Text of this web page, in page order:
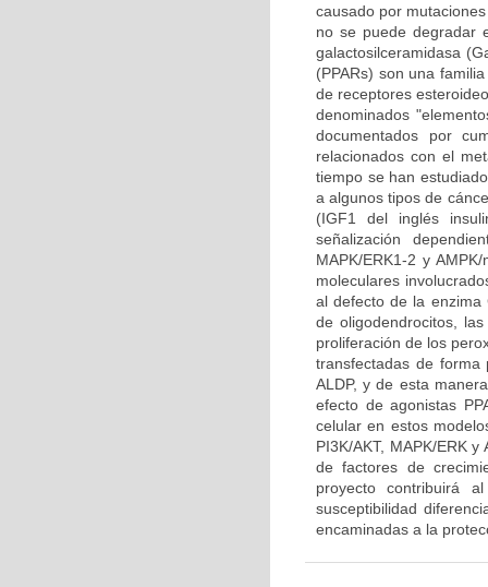
causado por
no se puede degradar
galactosilceramidasa
(PPARs) son una
de receptores
denominados
documentados por
relacionados con el
tiempo se han
a algunos tipos de
(IGF1 del inglés
señalización
MAPK/ERK1-2 y
moleculares
al defecto de la enzima
de oligodendrocitos,
proliferación de los
transfectadas de forma
ALDP, y de esta
efecto de agonistas
celular en estos
PI3K/AKT, MAPK/ERK
de factores de
proyecto contribuirá
susceptibilidad
encaminadas a la